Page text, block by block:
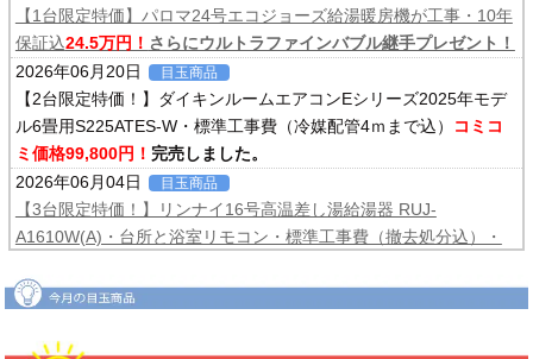
【1台限定特価】パロマ24号エコジョーズ給湯暖房機が工事・10年
保証込24.5万円！ さらにウルトラファインバブル継手プレゼント！
2026年06月20日
目玉商品
【2台限定特価！】ダイキンルームエアコンEシリーズ2025年モデ
ル6畳用S225ATES-W・標準工事費（冷媒配管4ｍまで込）
コミコ
ミ価格99,800円！ 完売しました。
2026年06月04日
目玉商品
【3台限定特価！】リンナイ16号高温差し湯給湯器 RUJ-
A1610W(A)・台所と浴室リモコン・標準工事費（撤去処分込）・
2026年06月04日
デル6畳用S225ATCS-W・標準工事費（冷媒配管4ｍまで込）商品5